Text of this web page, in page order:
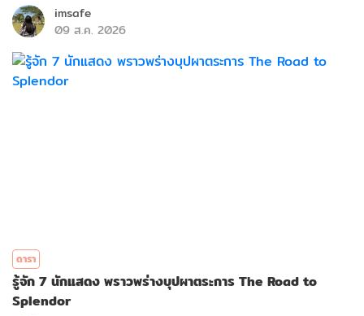
imsafe
09 ส.ค. 2026
ดารา
รู้จัก 7 นักแสดง พราวพร่างบุปผาตระการ The Road to
Splendor